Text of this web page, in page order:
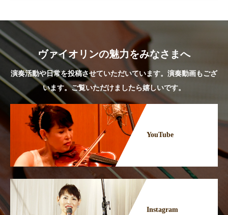
ヴァイオリンの魅力をみなさまへ
演奏活動や日常を投稿させていただいています。演奏動画もござ
います。ご覧いただけましたら嬉しいです。
YouTube
Instagram